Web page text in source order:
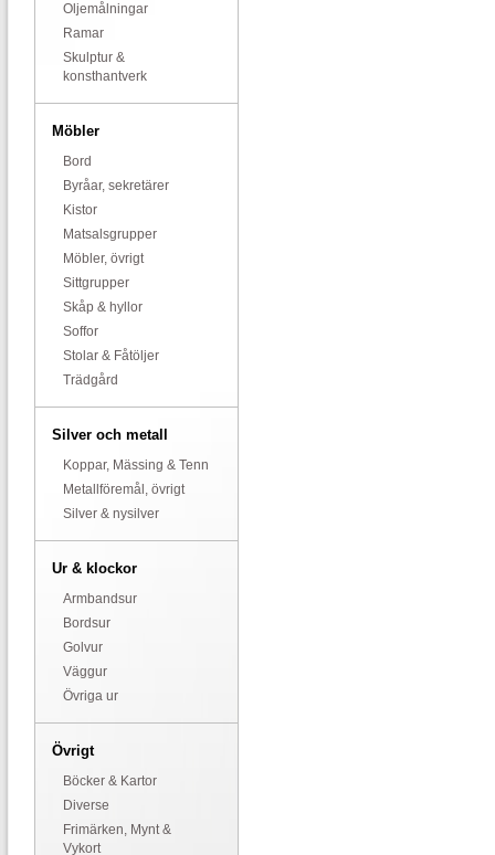
Oljemålningar
Ramar
Skulptur &
konsthantverk
Möbler
Bord
Byråar, sekretärer
Kistor
Matsalsgrupper
Möbler, övrigt
Sittgrupper
Skåp & hyllor
Soffor
Stolar & Fåtöljer
Trädgård
Silver och metall
Koppar, Mässing & Tenn
Metallföremål, övrigt
Silver & nysilver
Ur & klockor
Armbandsur
Bordsur
Golvur
Väggur
Övriga ur
Övrigt
Böcker & Kartor
Diverse
Frimärken, Mynt &
Vykort